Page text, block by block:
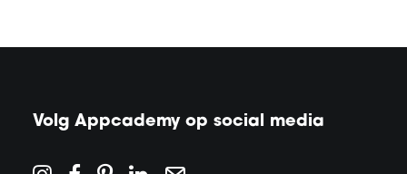
Volg Appcademy op social media